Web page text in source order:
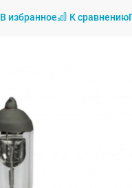
В избранное К сравнению